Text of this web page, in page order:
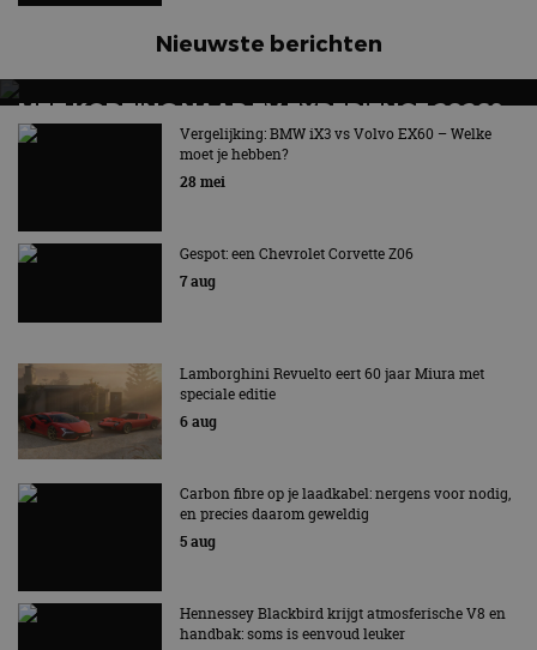
Nieuwste berichten
MET KORTING NAAR EV EXPERIENCE 2026?
AUTORAI REGELT HET!
EV Experience 2026 van 24 tot 26 september
Vergelijking: BMW iX3 vs Volvo EX60 – Welke
moet je hebben?
28 mei
Gespot: een Chevrolet Corvette Z06
7 aug
Lamborghini Revuelto eert 60 jaar Miura met
speciale editie
6 aug
Carbon fibre op je laadkabel: nergens voor nodig,
en precies daarom geweldig
5 aug
Hennessey Blackbird krijgt atmosferische V8 en
handbak: soms is eenvoud leuker